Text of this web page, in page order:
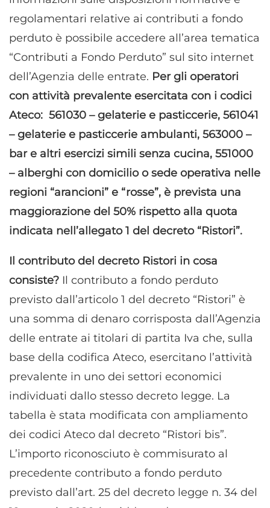
regolamentari relative ai contributi a fondo
perduto è possibile accedere all’area tematica
“Contributi a Fondo Perduto” sul sito internet
dell’Agenzia delle entrate. Per gli operatori
con attività prevalente esercitata con i codici
Ateco: 561030 – gelaterie e pasticcerie, 561041
– gelaterie e pasticcerie ambulanti, 563000 –
bar e altri esercizi simili senza cucina, 551000
– alberghi con domicilio o sede operativa nelle
regioni “arancioni” e “rosse”, è prevista una
maggiorazione del 50% rispetto alla quota
indicata nell’allegato 1 del decreto “Ristori”.
Il contributo del decreto Ristori in cosa
consiste? Il contributo a fondo perduto
previsto dall’articolo 1 del decreto “Ristori” è
una somma di denaro corrisposta dall’Agenzia
delle entrate ai titolari di partita Iva che, sulla
base della codifica Ateco, esercitano l’attività
prevalente in uno dei settori economici
individuati dallo stesso decreto legge. La
tabella è stata modificata con ampliamento
dei codici Ateco dal decreto “Ristori bis”.
L’importo riconosciuto è commisurato al
precedente contributo a fondo perduto
previsto dall’art. 25 del decreto legge n. 34 del